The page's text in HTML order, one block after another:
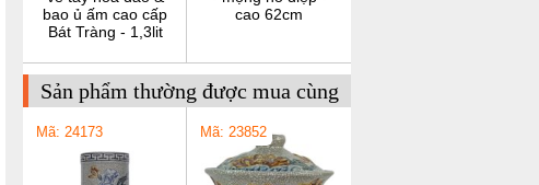
bao ủ ấm cao cấp
Bát Tràng - 1,3lit
cao 62cm
Sản phẩm thường được mua cùng
Mã: 24173 Mã: 23852